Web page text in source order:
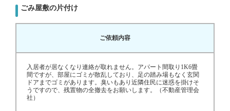
ごみ屋敷の片付け
ご依頼内容
入居者が居なくなり連絡が取れません。アパート間取り1K6畳
間ですが、部屋にゴミが散乱しており、足の踏み場もなく玄関
ドアまでゴミがあります。臭いもあり近隣住民に迷惑を掛けそ
うですので、残置物の全撤去をお願いします。（不動産管理会
社）